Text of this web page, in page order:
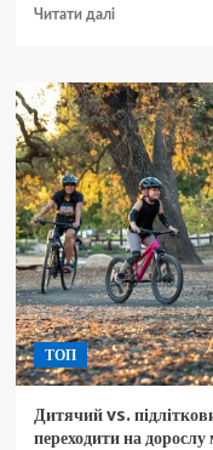
Читати даліДокладніше
NNauto
в
Одессе:
быстро,
выгодно
и
без
хлопот
ТОП
Дитячий vs.
переходити на дорослу